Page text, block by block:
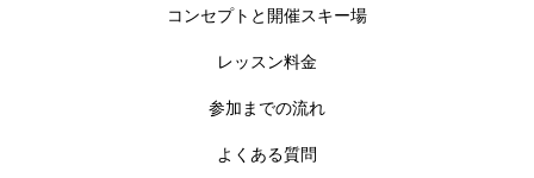
コンセプトと開催スキー場
レッスン料金
参加までの流れ
よくある質問